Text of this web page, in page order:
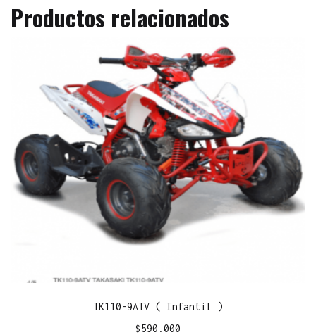
Productos relacionados
TK110-9ATV ( Infantil )
$590.000